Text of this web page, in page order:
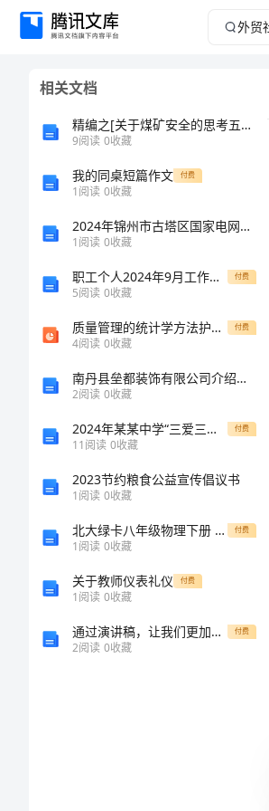
外
相关文档
精编之[关于煤矿安全的思考五篇汇编]煤矿安全文章汇编
9阅读 0收藏
我的同桌短篇作文 付费
1阅读 0收藏
2024年锦州市古塔区国家电网招聘之文学哲学类考试题库精品（完整版）
1阅读 0收藏
职工个人2024年9月工作总结范本 付费
5阅读 0收藏
质量管理的统计学方法护理课件 付费
4阅读 0收藏
南丹县垒都装饰有限公司介绍企业发展分析报告
2阅读 0收藏
2024年某某中学“三爱三节”主题教育活动实施方案 付费
11阅读 0收藏
2023节约粮食公益宣传倡议书
1阅读 0收藏
北大绿卡八年级物理下册 第12章 简单机械 第2节 滑轮导学案 （新版）新人教版-（新版）新人教版初中八年级下册物理学案 付费
1阅读 0收藏
关于教师仪表礼仪 付费
1阅读 0收藏
通过演讲稿，让我们更加意识到感恩的重要性 付费
2阅读 0收藏